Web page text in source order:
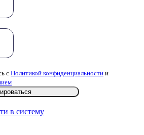
с Политикой конфиденциальности и
в систему